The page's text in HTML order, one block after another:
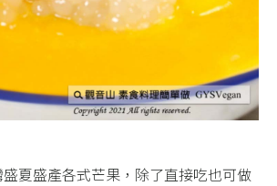
夏盛產各式芒果，除了直接吃也可做